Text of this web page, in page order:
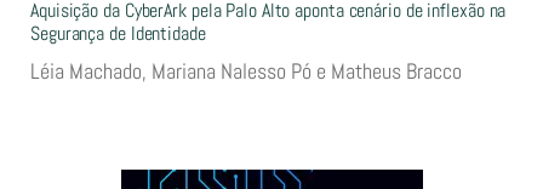
Aquisição da CyberArk pela Palo Alto aponta cenário de inflexão na
Segurança de Identidade
Léia Machado, Mariana Nalesso Pó e Matheus Bracco